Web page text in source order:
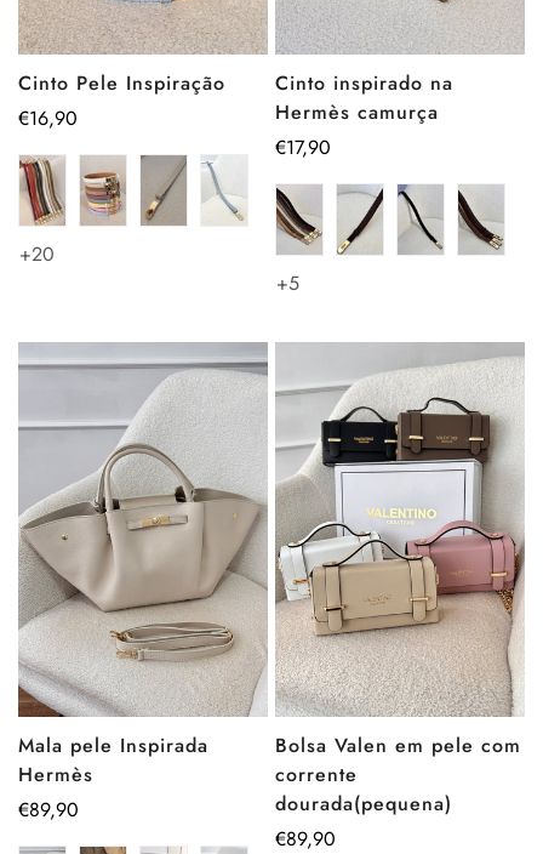
Cinto Pele Inspiração
Preço
€16,90
+20
Cinto inspirado na
Hermès camurça
Preço
€17,90
+5
Mala pele Inspirada
Hermès
Preço
€89,90
Bolsa Valen em pele com
corrente
dourada(pequena)
Preço
€89,90